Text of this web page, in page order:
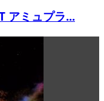
アミュプラ...